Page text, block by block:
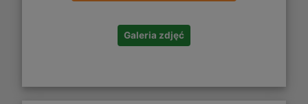
Galeria zdjęć